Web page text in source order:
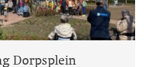
Dorpsplein